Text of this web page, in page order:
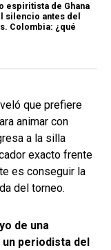
espiritista de Ghana
silencio antes del
Colombia: ¿qué
que prefiere
animar con
a la silla
exacto frente
es conseguir la
del torneo.
de una
periodista del